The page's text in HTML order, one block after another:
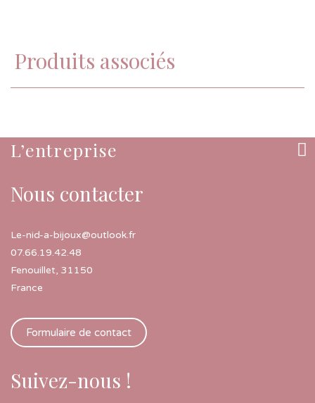
Produits associés
L’entreprise
Nous contacter
Le-nid-a-bijoux@outlook.fr
07.66.19.42.48
Fenouillet, 31150
France
Formulaire de contact
Suivez-nous !